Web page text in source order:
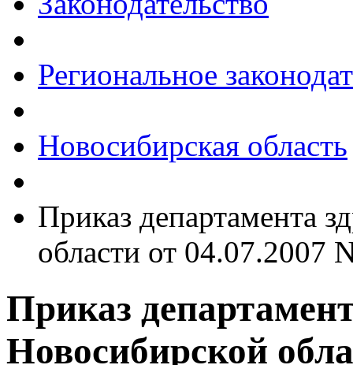
Региональное
Новосибирская область
Приказ департамента
области от 04.07.2007
Приказ
Новосибирской